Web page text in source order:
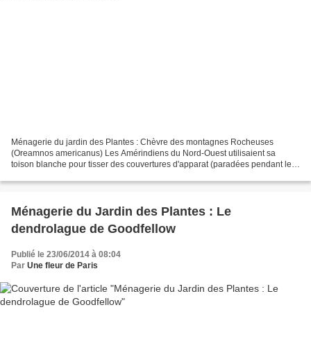
Ménagerie du jardin des Plantes : Chèvre des montagnes Rocheuses
(Oreamnos americanus) Les Amérindiens du Nord-Ouest utilisaient sa
toison blanche pour tisser des couvertures d'apparat (paradées pendant les
Ménagerie du Jardin des Plantes : Le
dendrolague de Goodfellow
Publié le 23/06/2014 à 08:04
Par Une fleur de Paris